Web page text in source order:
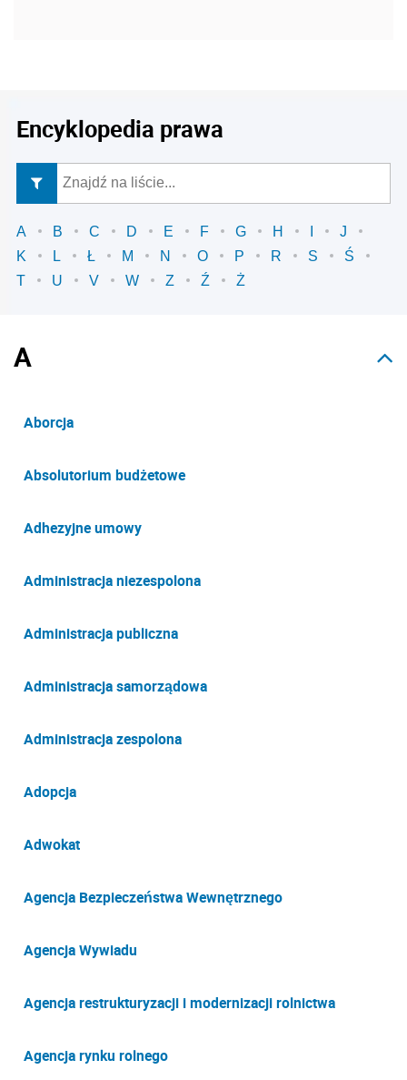
Encyklopedia prawa
A B C D E F G H
J
K
L Ł M N O P R S
Ś
T
U V W Z Ź Ż
A
Aborcja
Absolutorium budżetowe
Adhezyjne umowy
Administracja niezespolona
Administracja publiczna
Administracja samorządowa
Administracja zespolona
Adopcja
Adwokat
Agencja Bezpieczeństwa Wewnętrznego
Agencja Wywiadu
Agencja restrukturyzacji i modernizacji rolnictwa
Agencja rynku rolnego